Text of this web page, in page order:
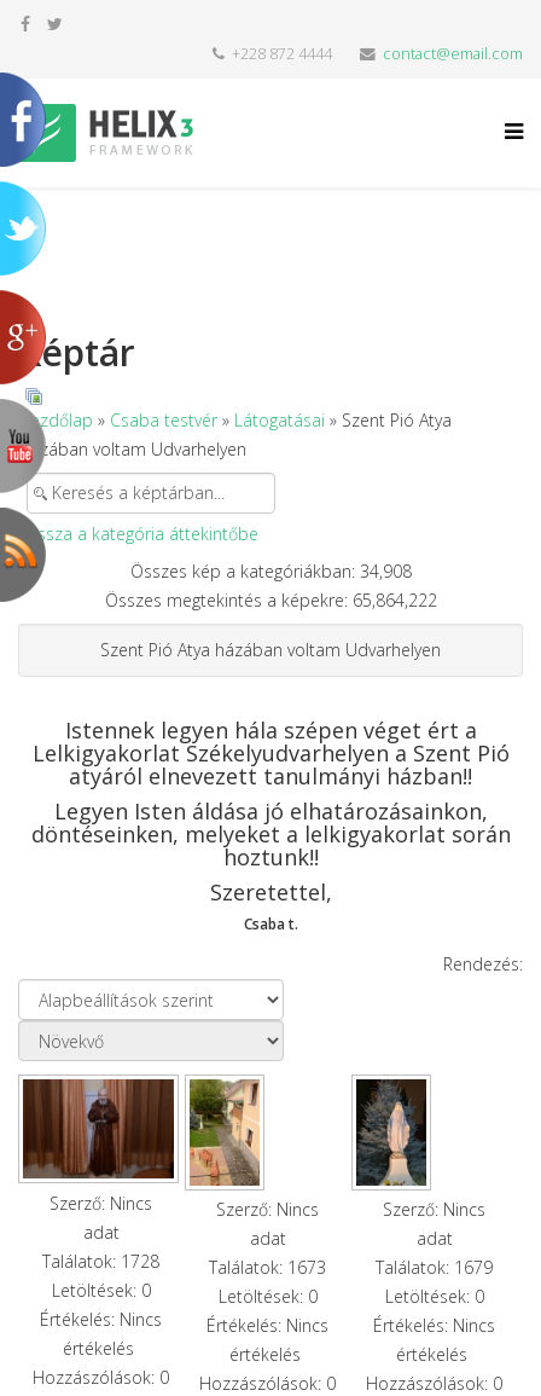
+228 872 4444 contact@email.com
Képtár
Kezdőlap » Csaba testvér » Látogatásai » Szent Pió Atya
házában voltam Udvarhelyen
Vissza a kategória áttekintőbe
Összes kép a kategóriákban: 34,908
Összes megtekintés a képekre: 65,864,222
Szent Pió Atya házában voltam Udvarhelyen
Istennek legyen hála szépen véget ért a
Lelkigyakorlat Székelyudvarhelyen a Szent Pió
atyáról elnevezett tanulmányi házban!!
Legyen Isten áldása jó elhatározásainkon,
döntéseinken, melyeket a lelkigyakorlat során
hoztunk!!
Szeretettel,
Csaba t.
Rendezés:
Szerző: Nincs
adat
Találatok: 1728
Letöltések: 0
Értékelés: Nincs
értékelés
Hozzászólások: 0
Szerző: Nincs
adat
Találatok: 1673
Letöltések: 0
Értékelés: Nincs
értékelés
Hozzászólások: 0
Szerző: Nincs
adat
Találatok: 1679
Letöltések: 0
Értékelés: Nincs
értékelés
Hozzászólások: 0